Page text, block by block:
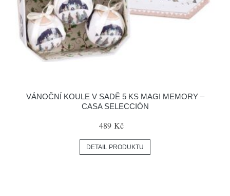
VÁNOČNÍ KOULE V SADĚ 5 KS MAGI MEMORY –
CASA SELECCIÓN
489 Kč
DETAIL PRODUKTU